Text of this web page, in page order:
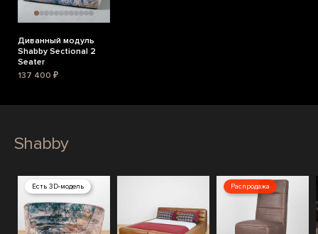
Диванный модуль
Shabby Sectional 2
Seater
137 400 ₽
Shabby
Есть 3D-модель Распродажа